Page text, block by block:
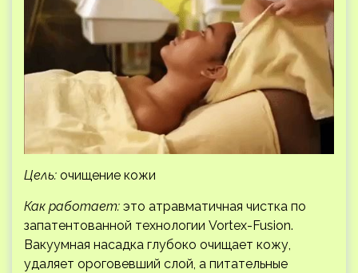
Цель: очищение кожи
Как работает: это атравматичная чистка по
запатентованной технологии Vortex-Fusion.
Вакуумная насадка глубоко очищает кожу,
удаляет ороговевший слой, а питательные